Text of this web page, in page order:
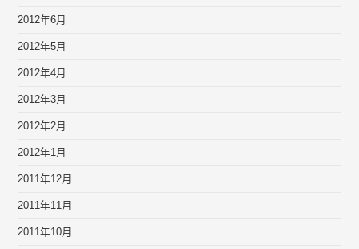
2012年6月
2012年5月
2012年4月
2012年3月
2012年2月
2012年1月
2011年12月
2011年11月
2011年10月